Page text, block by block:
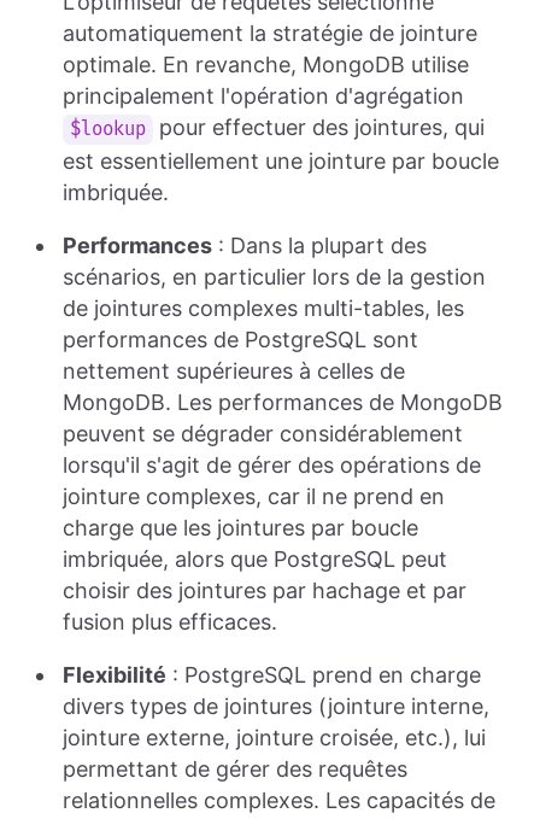
automatiquement la stratégie de jointure
optimale. En revanche, MongoDB utilise
principalement l'opération d'agrégation
$lookup
pour effectuer des jointures, qui
est essentiellement une jointure par boucle
imbriquée.
Performances : Dans la plupart des
scénarios, en particulier lors de la gestion
de jointures complexes multi-tables, les
performances de PostgreSQL sont
nettement supérieures à celles de
MongoDB. Les performances de MongoDB
peuvent se dégrader considérablement
lorsqu'il s'agit de gérer des opérations de
jointure complexes, car il ne prend en
charge que les jointures par boucle
imbriquée, alors que PostgreSQL peut
choisir des jointures par hachage et par
fusion plus efficaces.
Flexibilité : PostgreSQL prend en charge
divers types de jointures (jointure interne,
jointure externe, jointure croisée, etc.), lui
permettant de gérer des requêtes
relationnelles complexes. Les capacités de